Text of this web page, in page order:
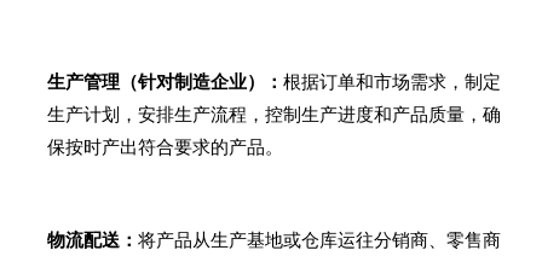
生产管理（针对制造企业）：根据订单和市场需求，制定
生产计划，安排生产流程，控制生产进度和产品质量，确
保按时产出符合要求的产品。
物流配送：将产品从生产基地或仓库运往分销商、零售商